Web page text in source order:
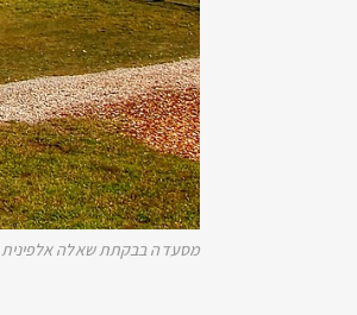
מסעדה בבקתת שאלה אלפינית